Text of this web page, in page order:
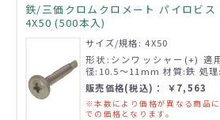
鉄/三価クロムクロメート パイロビス
4X50 (500本入)
サイズ/規格: 4X50
形状:シンワッシャー(+) 適
径:10.5～11mm 材質:鉄 処理
販売価格(税込)： ￥7,563
※本数により価格が異なる商品
での価格となります。